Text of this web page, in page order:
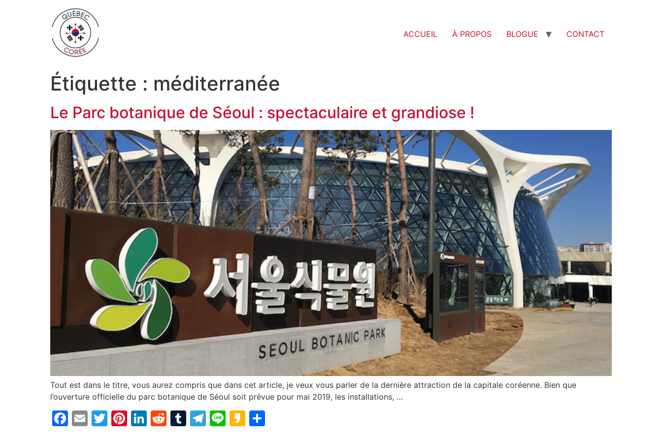
ACCUEIL À PROPOS BLOGUE CONTACT
Étiquette : méditerranée
Le Parc botanique de Séoul : spectaculaire et grandiose !
Tout est dans le titre, vous aurez compris que dans cet article, je veux vous parler de la dernière attraction de la capitale coréenne. Bien que
l’ouverture officielle du parc botanique de Séoul soit prévue pour mai 2019, les installations, …
Facebook
EmailTwitter
Pinterest
LinkedIn
Reddit
Tumblr
Telegram
LineKakao